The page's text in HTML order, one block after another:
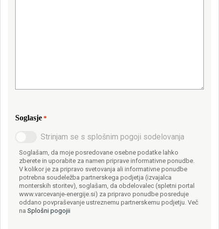
Soglasje *
Strinjam se s splošnim pogoji sodelovanja
Soglašam, da moje posredovane osebne podatke lahko
zberete in uporabite za namen priprave informativne ponudbe.
V kolikor je za pripravo svetovanja ali informativne ponudbe
potrebna soudeležba partnerskega podjetja (izvajalca
monterskih storitev), soglašam, da obdelovalec (spletni portal
www.varcevanje-energije.si) za pripravo ponudbe posreduje
oddano povpraševanje ustreznemu partnerskemu podjetju. Več
na Splošni pogojii